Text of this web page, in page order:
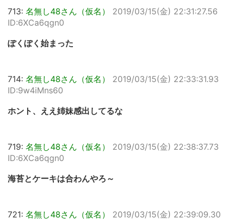
713: 名無し48さん（仮名） 2019/03/15(金) 22:31:27.56
ID:6XCa6qgn0
ぽくぽく始まった
714: 名無し48さん（仮名） 2019/03/15(金) 22:33:31.93
ID:9w4iMns60
ホント、ええ姉妹感出してるな
719: 名無し48さん（仮名） 2019/03/15(金) 22:38:37.73
ID:6XCa6qgn0
海苔とケーキは合わんやろ～
721: 名無し48さん（仮名） 2019/03/15(金) 22:39:09.30